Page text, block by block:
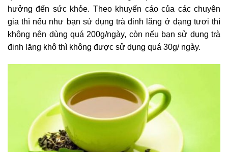
hưởng đến sức khỏe. Theo khuyến cáo của các chuyên
gia thì nếu như bạn sử dụng trà đinh lăng ở dạng tươi thì
không nên dùng quá 200g/ngày, còn nếu bạn sử dụng trà
đinh lăng khô thì không được sử dụng quá 30g/ ngày.